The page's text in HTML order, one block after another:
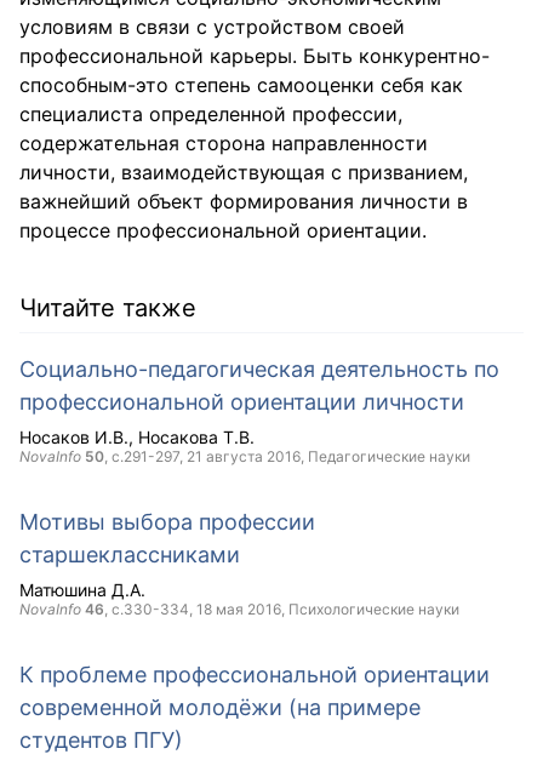
условиям в связи с устройством своей
профессиональной карьеры. Быть конкурентно-
способным-это степень самооценки себя как
специалиста определенной профессии,
содержательная сторона направленности
личности, взаимодействующая с призванием,
важнейший объект формирования личности в
процессе профессиональной ориентации.
Читайте также
Социально-педагогическая деятельность по
профессиональной ориентации личности
Носаков И.В. Носакова Т.В.
NovaInfo 50, с.291-297, 21 августа 2016, Педагогические науки
Мотивы выбора профессии
старшеклассниками
Матюшина Д.А.
NovaInfo 46, с.330-334, 18 мая 2016, Психологические науки
К проблеме профессиональной ориентации
современной молодёжи (на примере
студентов ПГУ)